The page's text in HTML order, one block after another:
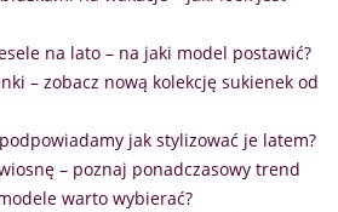
na lato – na jaki model postawić?
– zobacz nową kolekcję sukienek od
jak stylizować je latem?
– poznaj ponadczasowy trend
warto wybierać?